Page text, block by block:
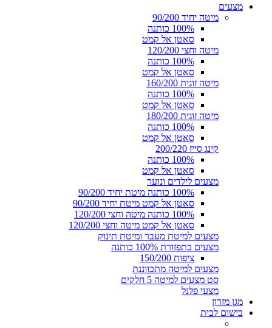
מצעים
מיטה יחיד 90/200
100% כותנה
סאטן אל קמט
מיטה וחצי 120/200
100% כותנה
סאטן אל קמט
מיטה זוגית 160/200
100% כותנה
סאטן אל קמט
מיטה זוגית 180/200
100% כותנה
סאטן אל קמט
קינג סייז 200/220
100% כותנה
סאטן אל קמט
מצעים לילדים ונוער
100% כותנה מיטת יחיד 90/200
סאטן אל קמט מיטת יחיד 90/200
100% כותנה מיטה וחצי 120/200
סאטן אל קמט מיטה וחצי 120/200
מצעים למיטת מעבר ומיטת תינוק
מצעים בתפזורת 100% כותנה
ציפות 150/200
מצעים למיטה מתכווננת
סט מצעים למיטה 5 חלקים
מצעי פלנל
מגן מזרון
בישום לבית